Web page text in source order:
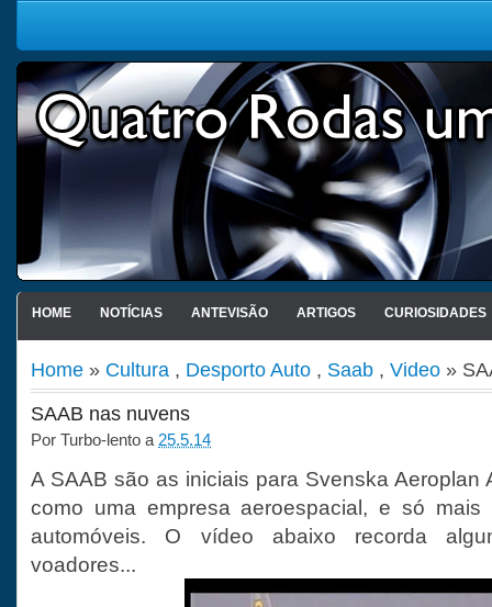
HOME NOTÍCIAS ANTEVISÃO ARTIGOS CURIOSIDADES
Home » Cultura , Desporto Auto , Saab , Video »
SAAB nas nuvens
Por Turbo-lento a 25.5.14
A SAAB são as iniciais para Svenska Aeroplan
como uma empresa aeroespacial, e só
automóveis. O vídeo abaixo recorda
voadores...